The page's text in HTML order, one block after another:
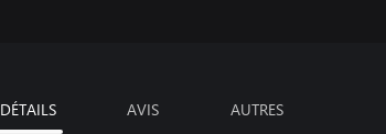
DÉTAILS AVIS AUTRES